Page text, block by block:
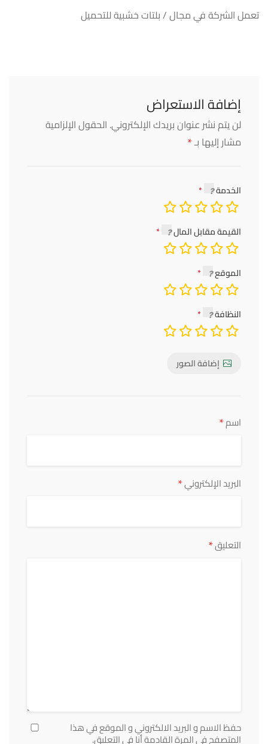
تعمل الشركة في مجال / بلتات خشبية للتحميل
إضافة الاستعراض
لن يتم نشر عنوان بريدك الإلكتروني. الحقول الإلزامية
مشار إليها بـ*
الخدمة
القيمة مقابل المال
الموقع
النظافة
إضافة الصور
اسم*
البريد الإلكتروني*
التعليق*
حفظ الاسم و البريد الالكتروني و الموقع في هذا
المتصفح في المرة القادمة أنا في التعليق.